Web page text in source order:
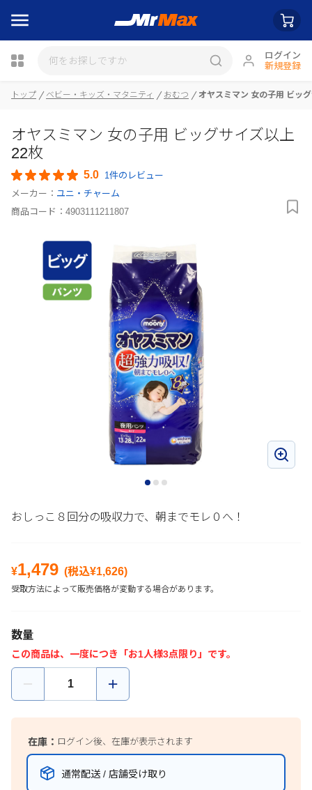
ログイン
新規登録
トップ ベビー・キッズ・マタニティ おむつ オヤスミマン 女の子用 ビッ
オヤスミマン 女の子用 ビッグサイズ以上
22枚
5.0 1件のレビュー
メーカー： ユニ・チャーム
商品コード： 4903111211807
おしっこ８回分の吸収力で、朝までモレ０へ！
¥1,479 (税込¥1,626)
受取方法によって販売価格が変動する場合があります。
数量
この商品は、一度につき「お1人様3点限り」です。
在庫： ログイン後、在庫が表示されます
通常配送 / 店舗受け取り